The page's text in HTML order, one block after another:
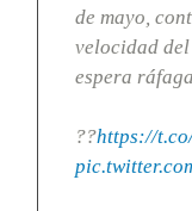
de mayo,
velocidad del
espera
??https://